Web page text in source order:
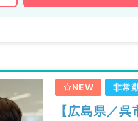
NEW 非常
【広島県／